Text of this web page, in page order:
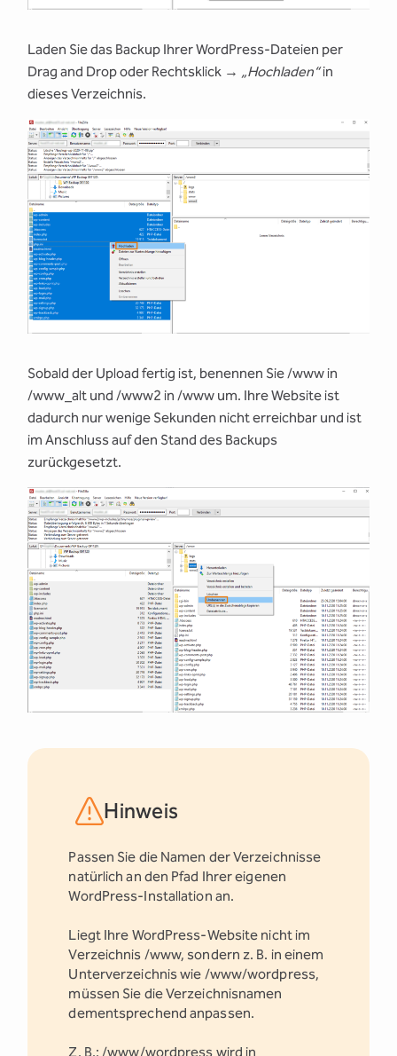
Laden Sie das Backup Ihrer WordPress-Dateien per
Drag and Drop oder Rechtsklick → „Hochladen“in
dieses Verzeichnis.
Sobald der Upload fertig ist, benennen Sie /www in
/www_alt und /www2 in /www um. Ihre Website ist
dadurch nur wenige Sekunden nicht erreichbar und ist
im Anschluss auf den Stand des Backups
zurückgesetzt.
Hinweis
Passen Sie die Namen der Verzeichnisse
natürlich an den Pfad Ihrer eigenen
WordPress-Installation an.
Liegt Ihre WordPress-Website nicht im
Verzeichnis /www, sondern z. B. in einem
Unterverzeichnis wie /www/wordpress,
müssen Sie die Verzeichnisnamen
dementsprechend anpassen.
Z. B.: /www/wordpress wird in